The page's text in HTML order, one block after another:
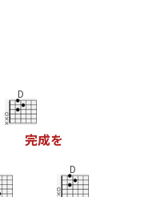
D
完成を
D